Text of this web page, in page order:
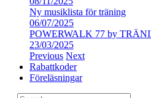
Ny musiklista för träning
06/07/2025
POWERWALK 77 by
23/03/2025
Previous Next
Rabattkoder
Föreläsningar